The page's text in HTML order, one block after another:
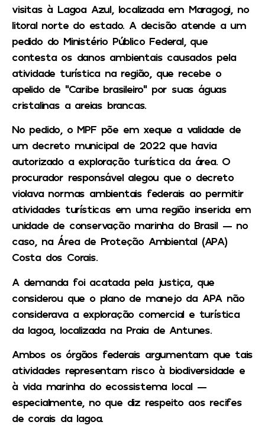
visitas à Lagoa Azul, localizada em Maragogi, no
litoral norte do estado. A decisão atende a um
pedido do Ministério Público Federal, que
contesta os danos ambientais causados pela
atividade turística na região, que recebe o
apelido de “Caribe brasileiro” por suas águas
cristalinas a areias brancas.
No pedido, o MPF põe em xeque a validade de
um decreto municipal de 2022 que havia
autorizado a exploração turística da área. O
procurador responsável alegou que o decreto
violava normas ambientais federais ao permitir
atividades turísticas em uma região inserida em
unidade de conservação marinha do Brasil — no
caso, na Área de Proteção Ambiental (APA)
Costa dos Corais.
A demanda foi acatada pela justiça, que
considerou que o plano de manejo da APA não
considerava a exploração comercial e turística
da lagoa, localizada na Praia de Antunes.
Ambos os órgãos federais argumentam que tais
atividades representam risco à biodiversidade e
à vida marinha do ecossistema local —
especialmente, no que diz respeito aos recifes
de corais da lagoa.